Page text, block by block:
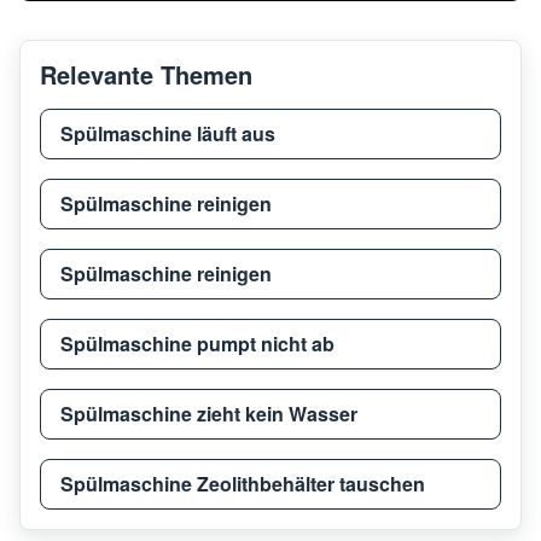
AEG FSB41600Z
AEG
AEG
AEG FSB52600Z
AEG Favorit 5270 I A
Relevante Themen
Spülmaschine läuft aus
Spülmaschine reinigen
Spülmaschine reinigen
Spülmaschine pumpt nicht ab
Spülmaschine zieht kein Wasser
Spülmaschine Zeolithbehälter tauschen